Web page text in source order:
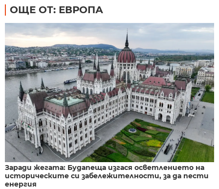
ОЩЕ ОТ: ЕВРОПА
Заради жегата: Будапеща изгася осветлението на
историческите си забележителности, за да пести
енергия